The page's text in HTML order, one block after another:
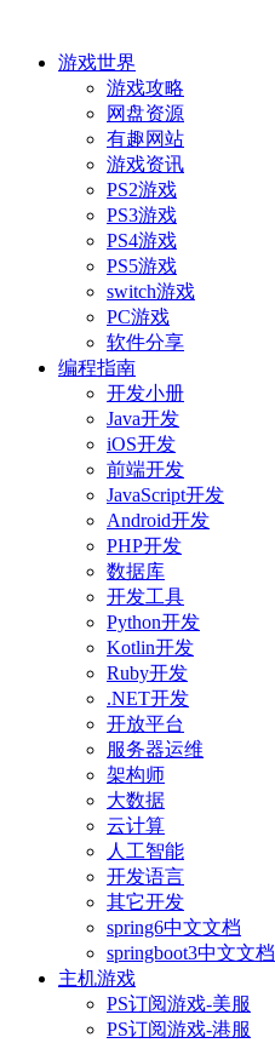
游戏世界
游戏攻略
网盘资源
有趣网站
游戏资讯
PS2游戏
PS3游戏
PS4游戏
PS5游戏
switch游戏
PC游戏
软件分享
编程指南
开发小册
Java开发
iOS开发
前端开发
JavaScript开发
Android开发
PHP开发
数据库
开发工具
Python开发
Kotlin开发
Ruby开发
.NET开发
开放平台
服务器运维
架构师
大数据
云计算
人工智能
开发语言
其它开发
spring6中文文档
springboot3中文文档
主机游戏
PS订阅游戏-美服
PS订阅游戏-港服